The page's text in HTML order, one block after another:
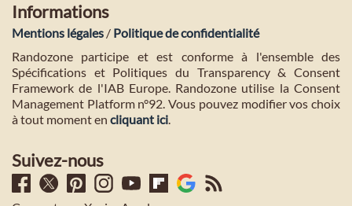
Informations
Mentions légales / Politique de confidentialité
Randozone participe et est conforme à l'ensemble des
Spécifications et Politiques du Transparency & Consent
Framework de l'IAB Europe. Randozone utilise la Consent
Management Platform n°92. Vous pouvez modifier vos choix
à tout moment en cliquant ici.
Suivez-nous